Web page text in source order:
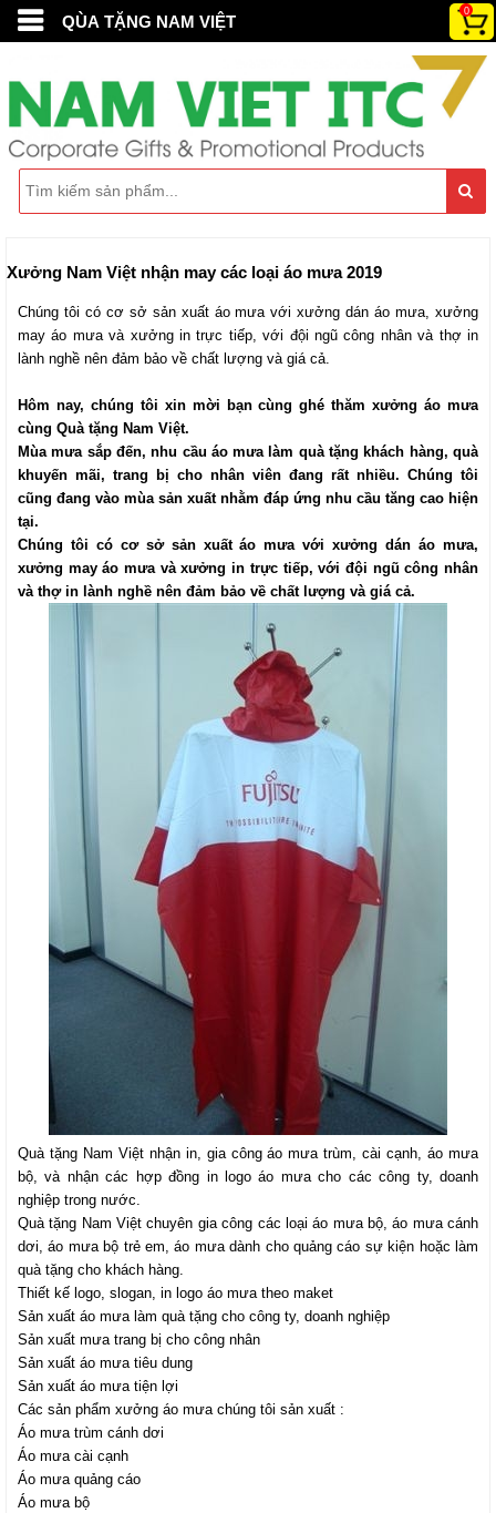
QÙA TẶNG NAM VIỆT
0
Xưởng Nam Việt nhận may các loại áo mưa 2019
Chúng tôi có cơ sở sản xuất áo mưa với xưởng dán áo mưa, xưởng
may áo mưa và xưởng in trực tiếp, với đội ngũ công nhân và thợ in
lành nghề nên đảm bảo về chất lượng và giá cả.
Hôm nay, chúng tôi xin mời bạn cùng ghé thăm xưởng áo mưa
cùng Quà tặng Nam Việt.
Mùa mưa sắp đến, nhu cầu áo mưa làm quà tặng khách hàng, quà
khuyến mãi, trang bị cho nhân viên đang rất nhiều. Chúng tôi
cũng đang vào mùa sản xuất nhằm đáp ứng nhu cầu tăng cao hiện
tại.
Chúng tôi có cơ sở sản xuất áo mưa với xưởng dán áo mưa,
xưởng may áo mưa và xưởng in trực tiếp, với đội ngũ công nhân
và thợ in lành nghề nên đảm bảo về chất lượng và giá cả.
Quà tặng Nam Việtnhận in, gia công áo mưa trùm, cài cạnh, áo mưa
bộ, và nhận các hợp đồng in logo áo mưa cho các công ty, doanh
nghiệp trong nước.
Quà tặng Nam Việt chuyên gia công các loại áo mưa bộ, áo mưa cánh
dơi, áo mưa bộ trẻ em, áo mưa dành cho quảng cáo sự kiện hoặc làm
quà tặng cho khách hàng.
Thiết kế logo, slogan, in logo áo mưa theo maket
Sản xuất áo mưa làm quà tặng cho công ty, doanh nghiệp
Sản xuất mưa trang bị cho công nhân
Sản xuất áo mưa tiêu dung
Sản xuất áo mưa tiện lợi
Các sản phẩm xưởng áo mưa chúng tôi sản xuất :
Áo mưa trùm cánh dơi
Áo mưa cài cạnh
Áo mưa quảng cáo
Áo mưa bộ